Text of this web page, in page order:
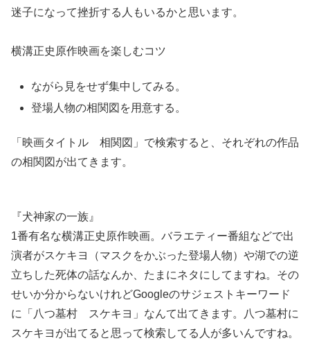
迷子になって挫折する人もいるかと思います。
横溝正史原作映画を楽しむコツ
ながら見をせず集中してみる。
登場人物の相関図を用意する。
「映画タイトル 相関図」で検索すると、それぞれの作品
の相関図が出てきます。
『犬神家の一族』
1番有名な横溝正史原作映画。バラエティー番組などで出
演者がスケキヨ（マスクをかぶった登場人物）や湖での逆
立ちした死体の話なんか、たまにネタにしてますね。その
せいか分からないけれどGoogleのサジェストキーワード
に「八つ墓村 スケキヨ」なんて出てきます。八つ墓村に
スケキヨが出てると思って検索してる人が多いんですね。